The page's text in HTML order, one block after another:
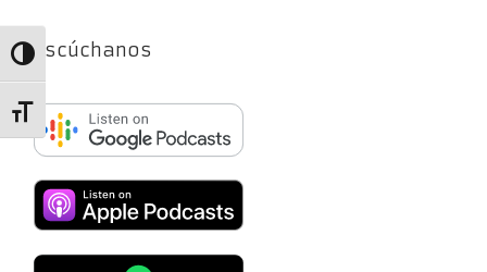
Alternar alto contraste
Alternar tamaño de letra
Escúchanos